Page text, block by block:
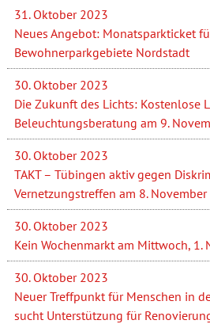
31. Oktober 2023
Neues Angebot: Monatsparkticket
Bewohnerparkgebiete Nordstadt
30. Oktober 2023
Die Zukunft des Lichts: Kostenlose
Beleuchtungsberatung am 9.
30. Oktober 2023
TAKT – Tübingen aktiv gegen
Vernetzungstreffen am 8. November
30. Oktober 2023
Kein Wochenmarkt am Mittwoch, 1.
30. Oktober 2023
Neuer Treffpunkt für Menschen in
sucht Unterstützung für